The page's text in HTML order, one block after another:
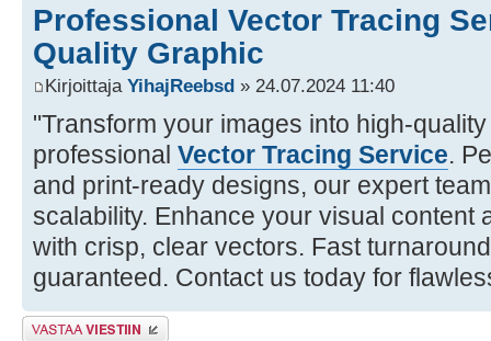
Professional Vector Tracing
Quality Graphic
Kirjoittaja YihajReebsd » 24.07.2024 11:40
"Transform your images into high-
professional Vector Tracing Service.
and print-ready designs, our expert
scalability. Enhance your visual content
with crisp, clear vectors. Fast
guaranteed. Contact us today for
Lähetä vastaus